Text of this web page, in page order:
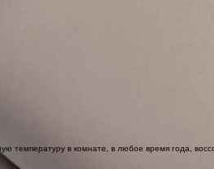
температуру в комнате, в любое время года,